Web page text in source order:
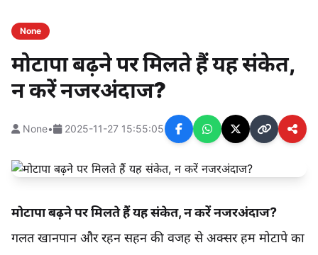
None
मोटापा बढ़ने पर मिलते हैं यह संकेत,
न करें नजरअंदाज?
None• 2025-11-27 15:55:05
मोटापा बढ़ने पर मिलते हैं यह संकेत, न करें नजरअंदाज?
गलत खानपान और रहन सहन की वजह से अक्सर हम मोटापे का